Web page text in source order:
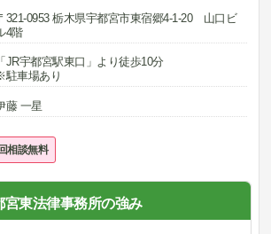
321-0953 栃木県宇都宮市東宿郷4-1-20 山口ビ
4階
「JR宇都宮駅東口」より徒歩10分
駐車場あり
藤 一星
相談無料
宮東法律事務所の強み